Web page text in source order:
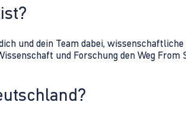
und dein Team dabei,
und Forschung den Weg From